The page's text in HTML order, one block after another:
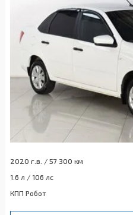
2020 г.в. / 57 300 км
1.6 л / 106 лс
КПП Робот